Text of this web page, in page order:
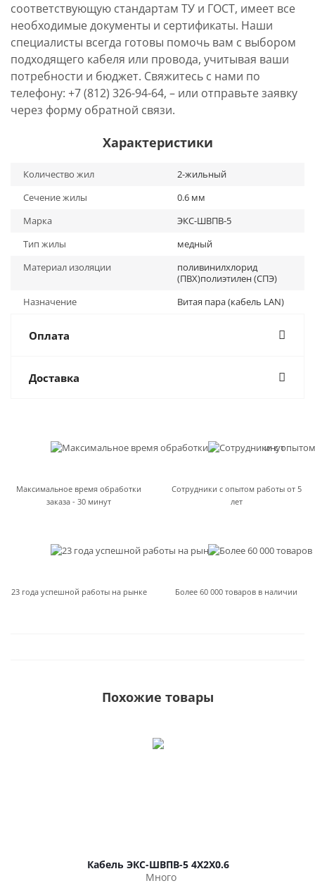
соответствующую стандартам ТУ и ГОСТ, имеет все
необходимые документы и сертификаты. Наши
специалисты всегда готовы помочь вам с выбором
подходящего кабеля или провода, учитывая ваши
потребности и бюджет. Свяжитесь с нами по
телефону: +7 (812) 326-94-64, – или отправьте заявку
через форму обратной связи.
Характеристики
Количество жил
2-жильный
Сечение жилы
0.6 мм
Марка
ЭКС-ШВПВ-5
Тип жилы
медный
Материал изоляции
поливинилхлорид
(ПВХ)полиэтилен (СПЭ)
Назначение
Витая пара (кабель LAN)
Оплата
Доставка
Максимальное время обработки
заказа - 30 минут
Сотрудники с опытом работы от 5
лет
23 года успешной работы на рынке Более 60 000 товаров в наличии
Похожие товары
Кабель ЭКС-ШВПВ-5 4Х2Х0.6
Много